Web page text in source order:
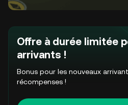
Offre à durée limitée
arrivants !
Bonus pour les nouveaux
récompenses !